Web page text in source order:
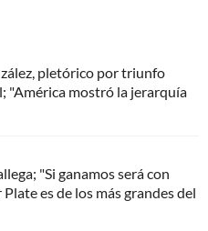
pletórico por triunfo
"América mostró la jerarquía
"Si ganamos será con
es de los más grandes del